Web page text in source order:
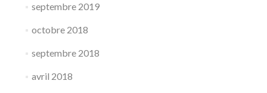
septembre 2019
octobre 2018
septembre 2018
avril 2018